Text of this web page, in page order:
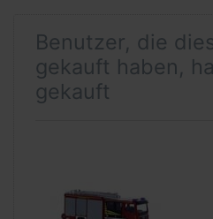
Benutzer, die
gekauft haben,
gekauft